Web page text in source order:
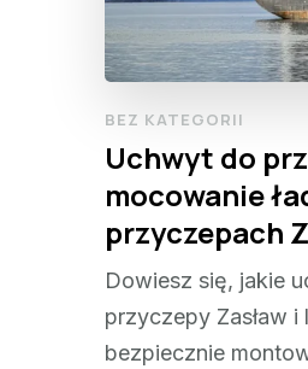
BEZ KATEGORII
Uchwyt do
mocowanie
przyczepach
Dowiesz się, jakie
przyczepy Zasław
bezpiecznie